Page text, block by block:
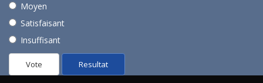
Moyen
Satisfaisant
Insuffisant